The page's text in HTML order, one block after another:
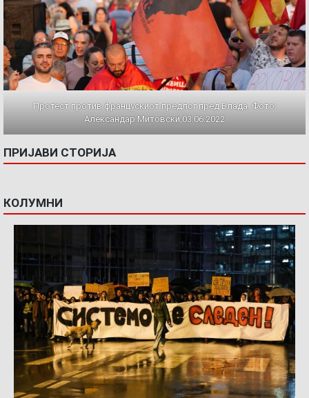
Протест против францускиот предлог пред Влада. Фото:
Александар Митовски,03.06.2022
ПРИЈАВИ СТОРИЈА
КОЛУМНИ